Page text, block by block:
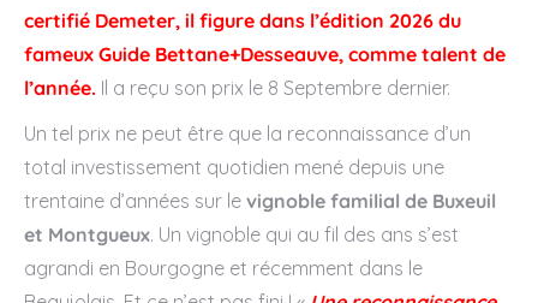
certifié Demeter, il figure dans l’édition 2026 du
fameux Guide Bettane+Desseauve, comme talent de
l’année. Il a reçu son prix le 8 Septembre dernier.
Un tel prix ne peut être que la reconnaissance d’un
total investissement quotidien mené depuis une
trentaine d’années sur le vignoble familial de Buxeuil
et Montgueux. Un vignoble qui au fil des ans s’est
agrandi en Bourgogne et récemment dans le